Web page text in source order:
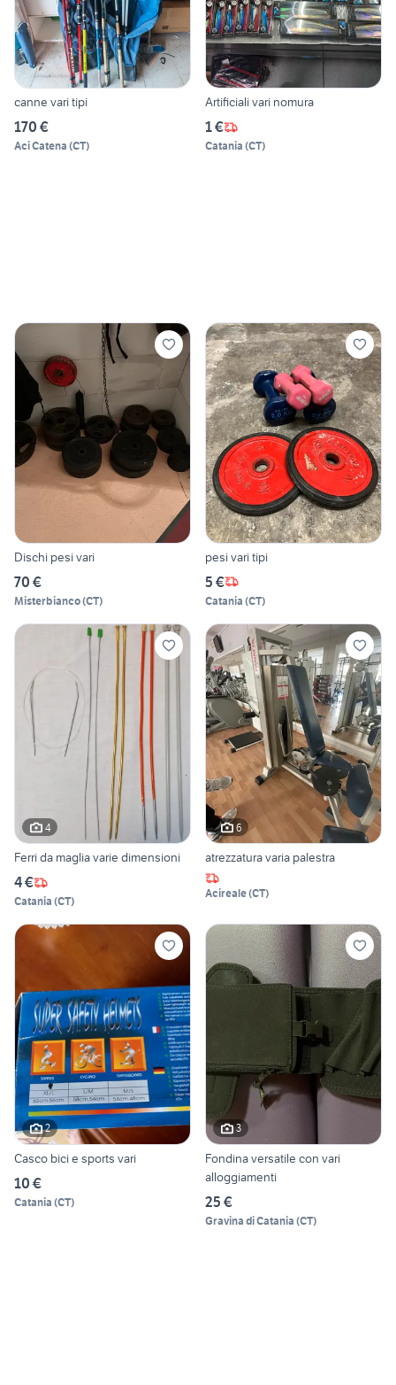
canne vari tipi
170 €
Aci Catena (CT)
Artificiali vari nomura
1 €
Catania (CT)
Dischi pesi vari
70 €
Misterbianco(CT)
pesi vari tipi
5 €
Catania (CT)
4
Ferri da maglia varie dimensioni
4 €
Catania (CT)
6
atrezzatura varia palestra
Acireale(CT)
2
Casco bici e sports vari
10 €
Catania (CT)
3
Fondina versatile con vari
alloggiamenti
25 €
Gravina di Catania (CT)